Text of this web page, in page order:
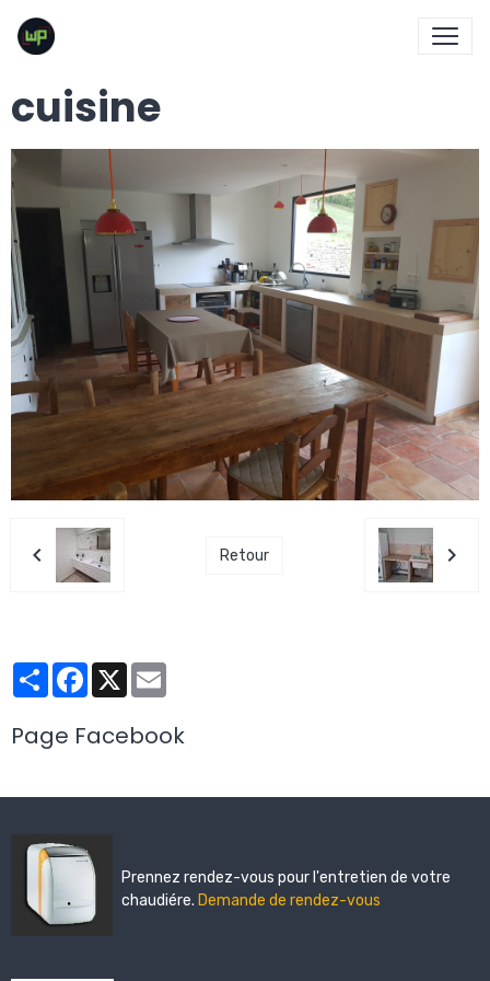
cuisine
Retour
PartagerFacebook
X
Page Facebook
Prennez rendez-vous pour l'entretien de votre
chaudiére. Demande de rendez-vous